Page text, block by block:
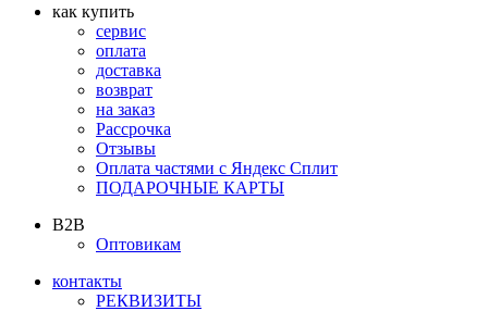
как купить
сервис
оплата
доставка
возврат
на заказ
Рассрочка
Отзывы
Оплата частями с Яндекс Сплит
ПОДАРОЧНЫЕ КАРТЫ
B2B
Оптовикам
контакты
РЕКВИЗИТЫ